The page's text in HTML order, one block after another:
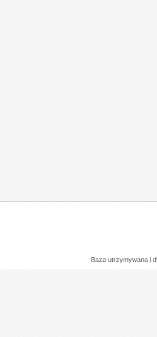
Baza utrzymywana i